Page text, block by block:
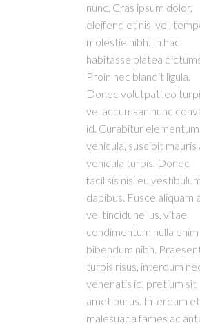
nunc. Cras ipsum dolor,
eleifend et nisl vel,
molestie nibh. In hac
habitasse platea
Proin nec blandit ligula.
Donec volutpat leo
vel accumsan nunc
id. Curabitur
vehicula, suscipit mauris
vehicula turpis. Donec
facilisis nisi eu
dapibus. Fusce aliquam
vel tincidunellus, vitae
condimentum nulla enim
bibendum nibh.
turpis risus, interdum
venenatis id, pretium sit
amet purus. Interdum et
malesuada fames ac